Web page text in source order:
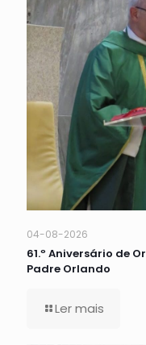
04-08-2026
61.º Aniversário de
Padre Orlando
Ler mais